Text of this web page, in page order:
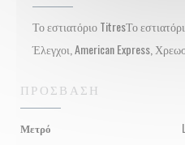
Το εστιατόριο TitresΤο
Έλεγχοι, American Express,
ΠΡΌΣΒΑΣΗ
Μετρό